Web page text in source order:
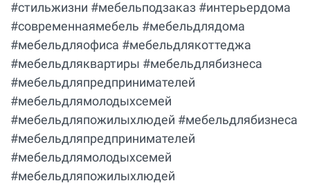
#стильжизни #мебельподзаказ #интерьердома
#современнаямебель #мебельдлядома
#мебельдляофиса #мебельдлякоттеджа
#мебельдляквартиры #мебельдлябизнеса
#мебельдляпредпринимателей
#мебельдлямолодыхсемей
#мебельдляпожилыхлюдей #мебельдлябизнеса
#мебельдляпредпринимателей
#мебельдлямолодыхсемей
#мебельдляпожилыхлюдей